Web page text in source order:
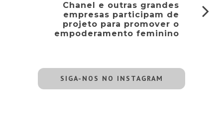
Chanel e outras grandes
empresas participam de
projeto para promover o
empoderamento feminino
SIGA-NOS NO INSTAGRAM